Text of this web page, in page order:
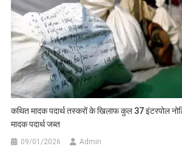
कथित मादक पदार्थ तस्करों के खिलाफ कुल 37 इंटरपोल
मादक पदार्थ जब्त
09/01/2026 Admin